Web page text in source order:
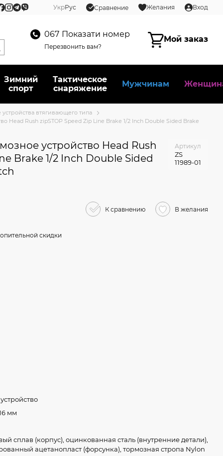
УкрРус Сравнение Желания Вход
067 Показати номер
Перезвонить вам?
Мой заказ
Зимний
спорт
Тактическое
снаряжение
Мужчинам
втягивающего типа
Head Rush zipSTOP Speed Zip Line Brake 1/2 Inch Double Sided Brake
устройство Head Rush
Brake 1/2 Inch Double Sided
Артикул
ZS
11989-01
К сравнению В желания
скидки
мм
сплав (корпус), оцинкованная сталь (внутренние детали),
ацетанопласт (форсунка), тормозная стропа Nylon